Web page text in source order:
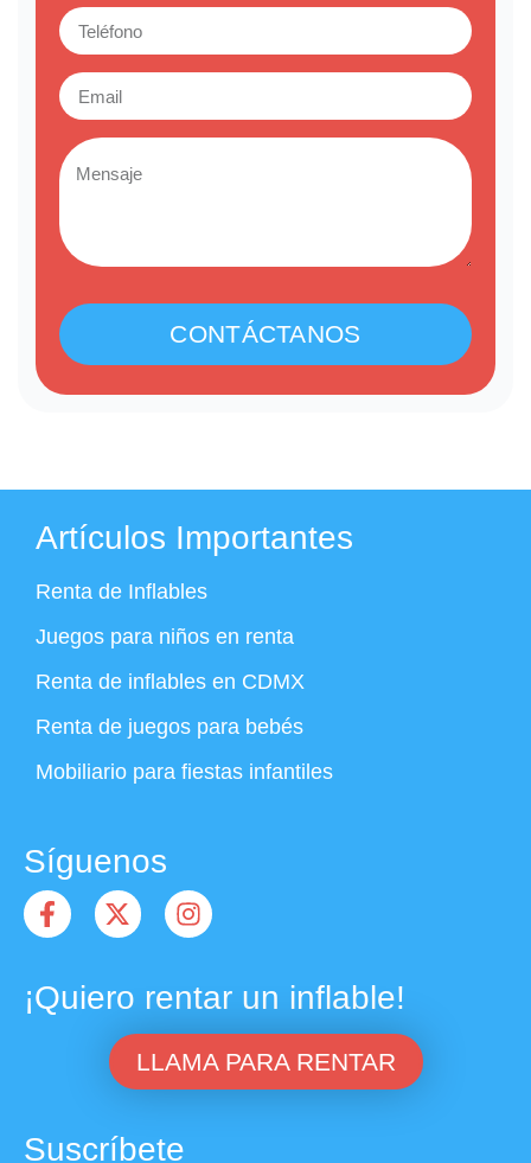
CONTÁCTANOS
Artículos Importantes
Renta de Inflables
Juegos para niños en renta
Renta de inflables en CDMX
Renta de juegos para bebés
Mobiliario para fiestas infantiles
Síguenos
¡Quiero rentar un inflable!
LLAMA PARA RENTAR
Suscríbete